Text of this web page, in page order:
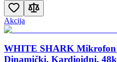
Akcija
WHITE SHARK
Dinamički, Kardioidni,